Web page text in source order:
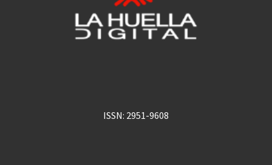
ISSN: 2951-9608